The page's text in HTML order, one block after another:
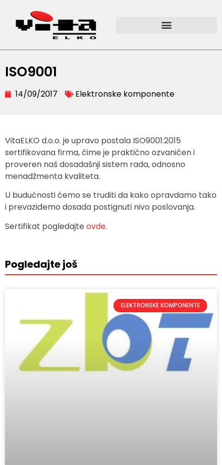
ISO9001
14/09/2017 Elektronske komponente
VitaELKO d.o.o. je upravo postala ISO9001:2015
sertifikovana firma, čime je praktično ozvaničen i
proveren naš dosadašnji sistem rada, odnosno
menadžmenta kvaliteta.
U budućnosti ćemo se truditi da kako opravdamo tako
i prevaziđemo dosada postignuti nivo poslovanja.
Sertifikat pogledajte ovde.
Pogledajte još
ELEKTRONSKE KOMPONENTE